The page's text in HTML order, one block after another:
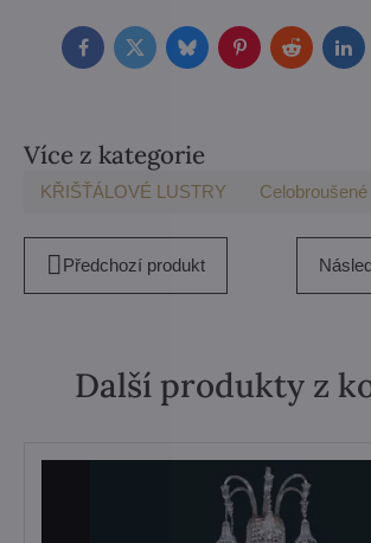
FacebookTwitterBlueskyPinterestReddit
Více z kategorie
KŘIŠŤÁLOVÉ LUSTRY
Předchozí produkt
Další produkty z